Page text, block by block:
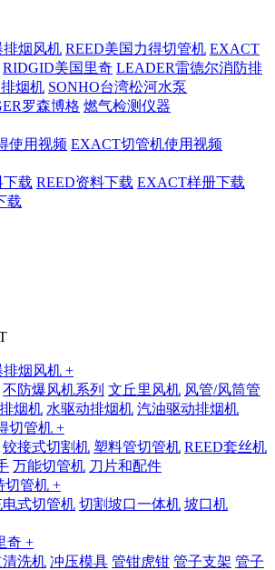
烟风机 REED美国力得切管机 EXACT
RIDGID美国里奇 LEADER雷德尔消防排
烟机 SONHO台湾松河水泵
罗森博格 燃气检测仪器
使用视频 EXACT切管机使用视频
载 REED资料下载 EXACT样册下载
载
烟风机 +
不防爆风机系列 文丘里风机 风管/风筒管
烟机 水驱动排烟机 汽油驱动排烟机
切管机 +
铰接式切割机 塑料管切管机 REED套丝机
万能切管机 刀片和配件
切管机 +
电式切管机 切割坡口一体机 坡口机
奇 +
洗机 冲压模具 管钳虎钳 管子支架 管子